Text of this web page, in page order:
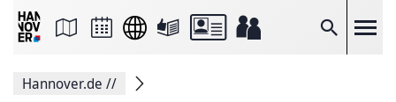
Suche
Seite
Facebook
Hannover.de //